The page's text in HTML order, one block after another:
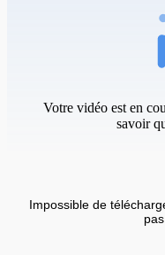
Votre vidéo est en
savoir
Impossible de